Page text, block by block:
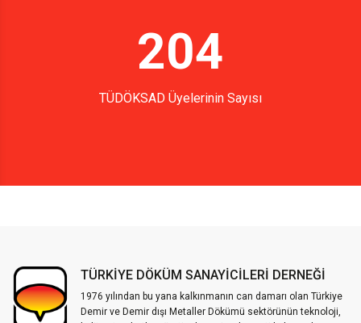
204
TÜDÖKSAD Üyelerinin Sayısı
TÜRKİYE DÖKÜM SANAYİCİLERİ DERNEĞİ
1976 yılından bu yana kalkınmanın can damarı olan Türkiye
Demir ve Demir dışı Metaller Dökümü sektörünün teknoloji,